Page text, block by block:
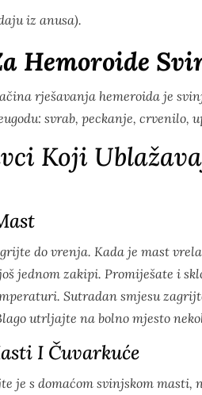
iz anusa).
Hemoroide
rješavanja hemeroida je
svrab, peckanje, crvenilo,
Koji
do vrenja. Kada je mast
jednom zakipi. Promiješate i
Sutradan smjesu
utrljajte na bolno mjesto
I Čuvarkuće
je s domaćom svinjskom